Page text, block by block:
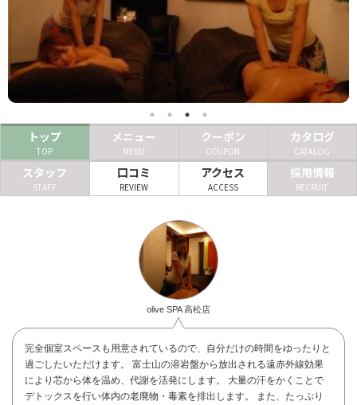
ヘアサロン
ネイルサロン
まつげサロン
リラクゼーションサロン
美容クリニック
トップ
TOP
メニュー
MENU
クーポン
COUPON
カタログ
CATALOG
スタッフ
STAFF
口コミ
REVIEW
アクセス
ACCESS
採用情報
RECRUIT
olive SPA 高松店
完全個室スペースも用意されているので、自分だけの時間をゆったりと
過ごしたいただけます。 富士山の溶岩盤から放出される遠赤外線効果
により芯から体を温め、代謝を活発にします。 大量の汗をかくことで
デトックスを行い体内の老廃物・毒素を排出します。 また、たっぷり